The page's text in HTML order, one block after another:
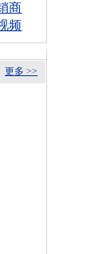
商
频
更多 >>